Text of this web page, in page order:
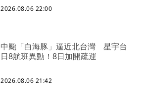
2026.08.06 22:00
中颱「白海豚」逼近北台灣 星宇台
日8航班異動！8日加開疏運
2026.08.06 21:42